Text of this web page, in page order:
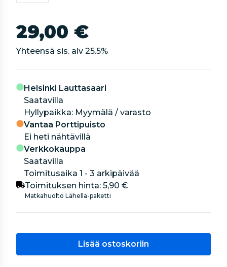
29,00 €
Yhteensä sis. alv 25.5%
Helsinki Lauttasaari
Saatavilla
hyllypaikka: Myymälä / varasto
Vantaa Porttipuisto
Ei heti nähtävillä
Verkkokauppa
Saatavilla
Toimitusaika 1 - 3 arkipäivää
Toimituksen hinta: 5,90 €
Matkahuolto Lähellä-paketti
Lisää ostoskoriin